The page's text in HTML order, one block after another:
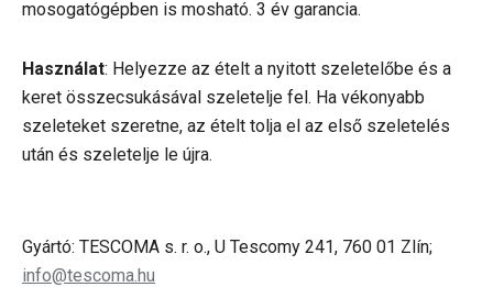
mosogatógépben is mosható. 3 év garancia.
Használat: Helyezze az ételt a nyitott szeletelőbe és a
keret összecsukásával szeletelje fel. Ha vékonyabb
szeleteket szeretne, az ételt tolja el az első szeletelés
után és szeletelje le újra.
Gyártó: TESCOMA s. r. o., U Tescomy 241, 760 01 Zlín;
info@tescoma.hu